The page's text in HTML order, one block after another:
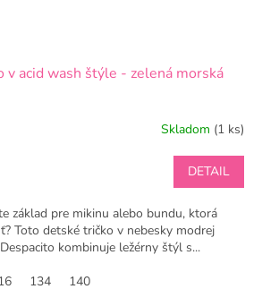
v acid wash štýle - zelená morská
Skladom (1 ks)
DETAIL
základ pre mikinu alebo bundu, ktorá
Toto detské tričko v nebesky modrej
kombinuje ležérny štýl s...
134 140